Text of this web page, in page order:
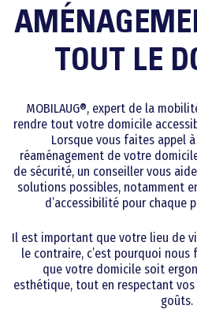
TOUT LE
MOBILAUG®, expert de la
rendre tout votre domicile
Lorsque vous faites appel à
réaménagement de votre
de sécurité, un conseiller vous
solutions possibles, notamment
d’accessibilité pour chaque
Il est important que votre lieu de
le contraire, c’est pourquoi
que votre domicile soit
esthétique, tout en respectant
goûts.